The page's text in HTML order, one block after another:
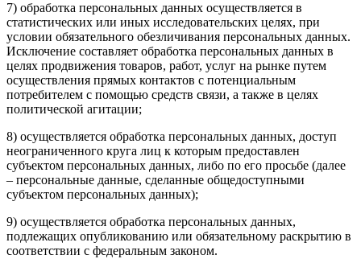
7) обработка персональных данных осуществляется в
статистических или иных исследовательских целях, при
условии обязательного обезличивания персональных данных.
Исключение составляет обработка персональных данных в
целях продвижения товаров, работ, услуг на рынке путем
осуществления прямых контактов с потенциальным
потребителем с помощью средств связи, а также в целях
политической агитации;
8) осуществляется обработка персональных данных, доступ
неограниченного круга лиц к которым предоставлен
субъектом персональных данных, либо по его просьбе (далее
– персональные данные, сделанные общедоступными
субъектом персональных данных);
9) осуществляется обработка персональных данных,
подлежащих опубликованию или обязательному раскрытию в
соответствии с федеральным законом.